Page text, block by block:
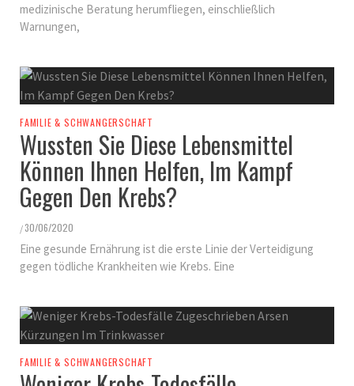
medizinische Beratung herumfliegen, einschließlich
Warnungen,
FAMILIE & SCHWANGERSCHAFT
Wussten Sie Diese Lebensmittel
Können Ihnen Helfen, Im Kampf
Gegen Den Krebs?
/ 30/06/2020
Eine gesunde Ernährung ist die erste Linie der Verteidigung
gegen tödliche Krankheiten wie Krebs. Eine
FAMILIE & SCHWANGERSCHAFT